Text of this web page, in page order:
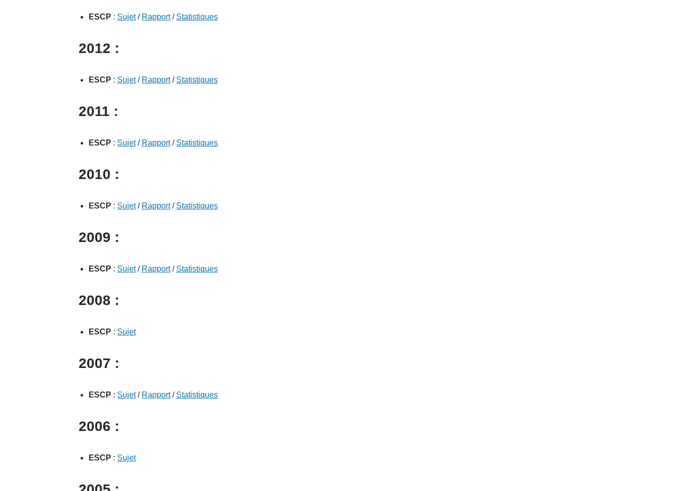
ESCP : Sujet/ Rapport/ Statistiques
2012 :
ESCP : Sujet/ Rapport/ Statistiques
2011 :
ESCP : Sujet/ Rapport/ Statistiques
2010 :
ESCP : Sujet/ Rapport/ Statistiques
2009 :
ESCP : Sujet/ Rapport/ Statistiques
2008 :
ESCP : Sujet
2007 :
ESCP : Sujet/ Rapport/ Statistiques
2006 :
ESCP : Sujet